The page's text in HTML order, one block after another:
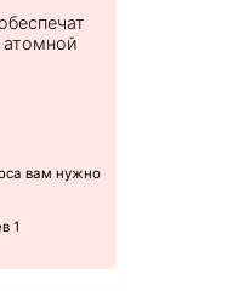
атомной
вам нужно
1